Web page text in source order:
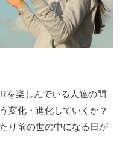
を楽しんでいる人達の間
変化・進化していくか？
り前の世の中になる日が